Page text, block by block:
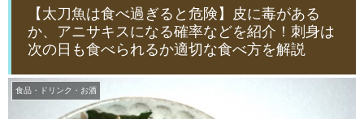
【太刀魚は食べ過ぎると危険】皮に毒がある
か、アニサキスになる確率などを紹介！刺身は
次の日も食べられるか適切な食べ方を解説
食品・ドリンク・お酒